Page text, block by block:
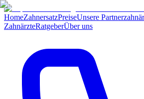
HomeZahnersatzPreiseUnsere
ZahnärzteRatgeberÜber uns